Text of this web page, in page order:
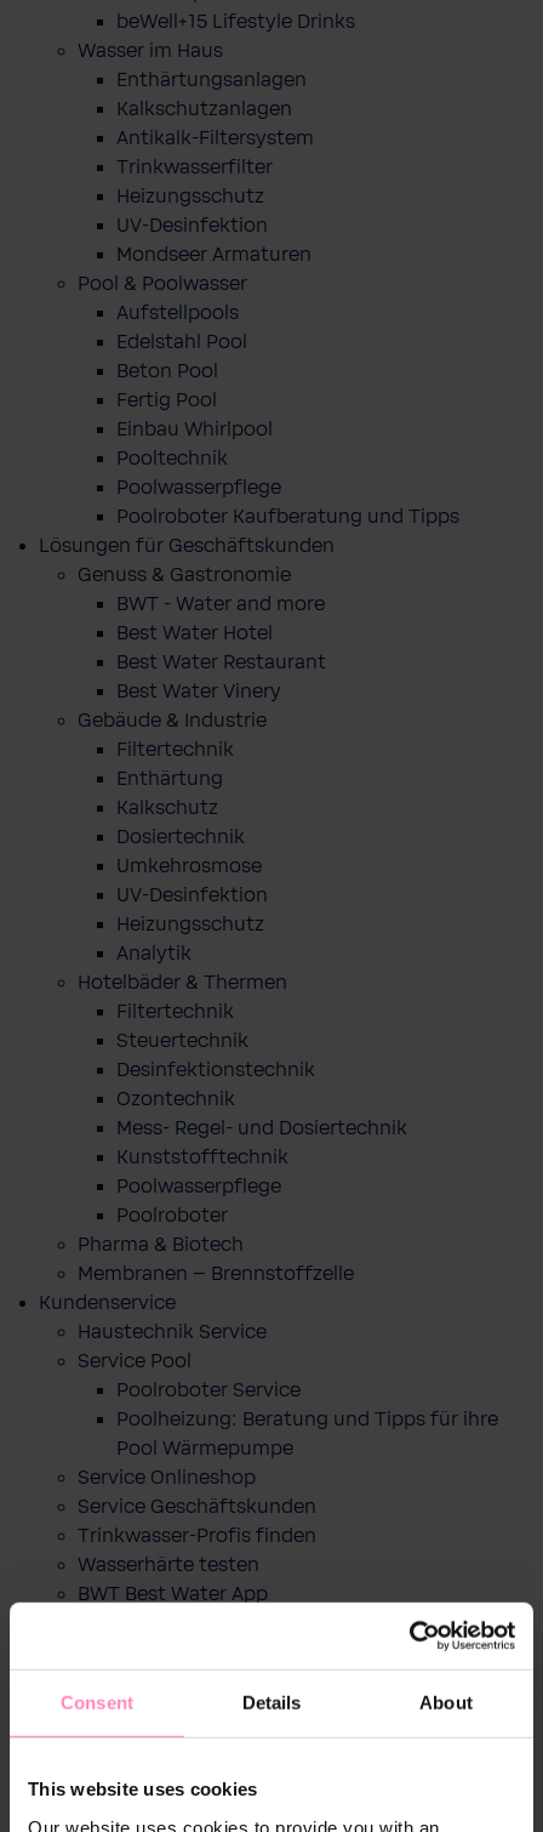
Consent Details About
This website uses cookies
Our website uses cookies to provide you with an
beWell+15 Lifestyle Drinks
Wasser im Haus
Enthärtungsanlagen
Kalkschutzanlagen
Antikalk-Filtersystem
Trinkwasserfilter
Heizungsschutz
UV-Desinfektion
Mondseer Armaturen
Pool & Poolwasser
Aufstellpools
Edelstahl Pool
Beton Pool
Fertig Pool
Einbau Whirlpool
Pooltechnik
Poolwasserpflege
Poolroboter Kaufberatung und Tipps
Lösungen für Geschäftskunden
Genuss & Gastronomie
BWT - Water and more
Best Water Hotel
Best Water Restaurant
Best Water Vinery
Gebäude & Industrie
Filtertechnik
Enthärtung
Kalkschutz
Dosiertechnik
Umkehrosmose
UV-Desinfektion
Heizungsschutz
Analytik
Hotelbäder & Thermen
Filtertechnik
Steuertechnik
Desinfektionstechnik
Ozontechnik
Mess- Regel- und Dosiertechnik
Kunststofftechnik
Poolwasserpflege
Poolroboter
Pharma & Biotech
Membranen – Brennstoffzelle
Kundenservice
Haustechnik Service
Service Pool
Poolroboter Service
Poolheizung: Beratung und Tipps für ihre
Pool Wärmepumpe
Service Onlineshop
Service Geschäftskunden
Trinkwasser-Profis finden
Wasserhärte testen
BWT Best Water App
Das Unternehmen
Change the world - Sip by sip
Markenbotschafter
Best Water Run